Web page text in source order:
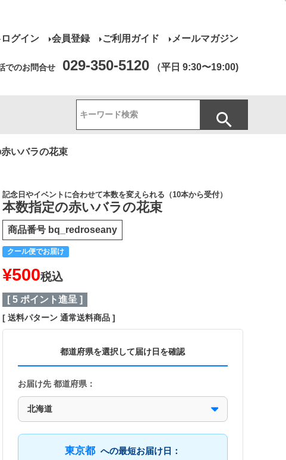
ログイン 会員登録 ご利用ガイド メールマガジン
でのお問合せ 029-350-5120 （平日 9:30〜19:00)
いバラの花束
記念日やイベントに合わせて本数を変えられる（10本から受付）
本数指定の赤いバラの花束
商品番号 bq_redroseany
クール便でお届け
¥500税込
[ 5 ポイント進呈 ]
送料パターン 通常送料商品
都道府県を選択して届け日を確認
お届け先 都道府県：
東京都 への最短お届け日：